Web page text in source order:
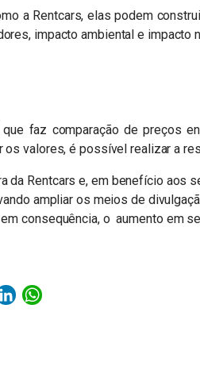
a Rentcars, elas podem
impacto ambiental e impacto
faz comparação de preços
os valores, é possível realizar a
da Rentcars e, em benefício aos
ampliar os meios de
consequência, o aumento em
LinkedIn
WhatsApp